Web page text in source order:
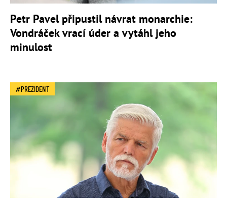
Petr Pavel připustil návrat monarchie:
Vondráček vrací úder a vytáhl jeho
minulost
PREZIDENT